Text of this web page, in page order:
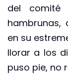
del comité
hambrunas,
en su
llorar a los
puso pie, no